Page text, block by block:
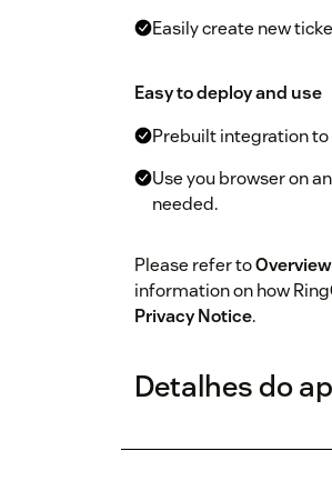
Easily create new
Easy to deploy and use
Prebuilt integration to
Use you browser on
needed.
Please refer to
information on how
Privacy Notice.
Detalhes do